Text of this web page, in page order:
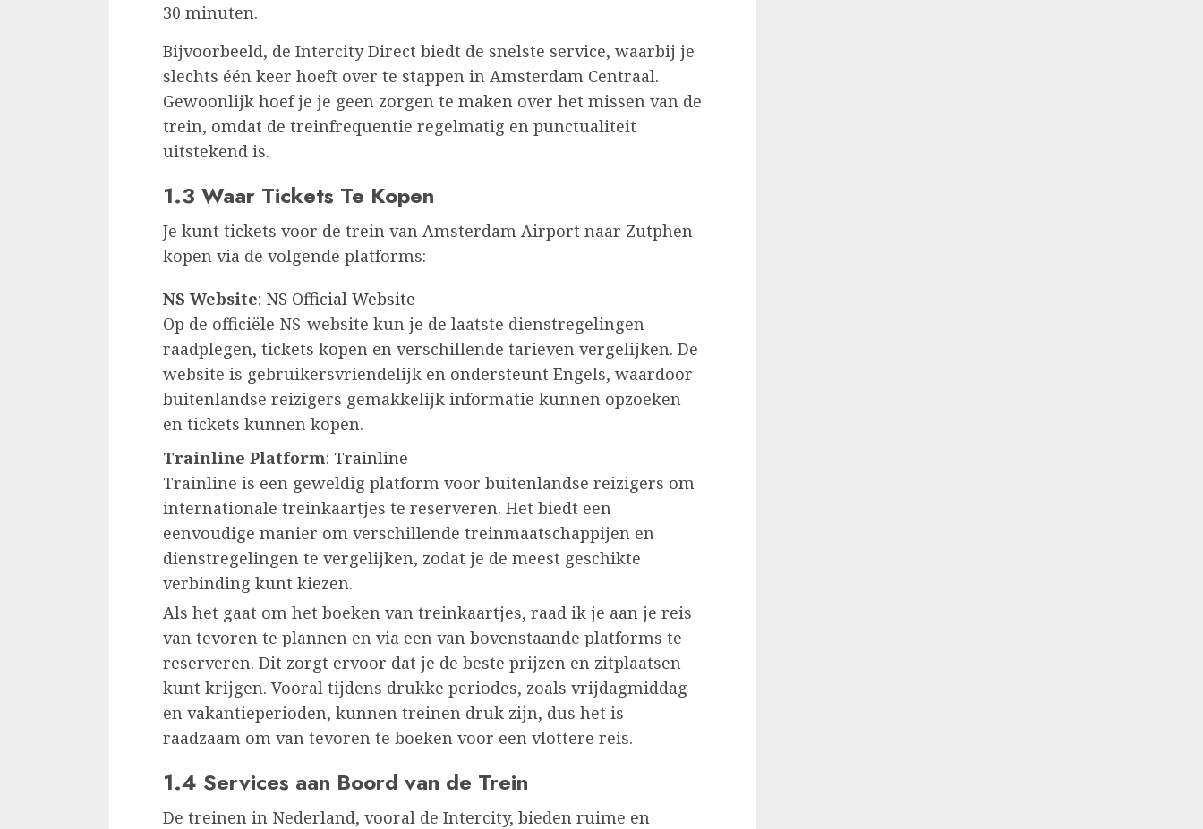
30 minuten.
Bijvoorbeeld, de Intercity Direct biedt de snelste service, waarbij je
slechts één keer hoeft over te stappen in Amsterdam Centraal.
Gewoonlijk hoef je je geen zorgen te maken over het missen van de
trein, omdat de treinfrequentie regelmatig en punctualiteit
uitstekend is.
1.3 Waar Tickets Te Kopen
Je kunt tickets voor de trein van Amsterdam Airport naar Zutphen
kopen via de volgende platforms:
NS Website: NS Official Website
Op de officiële NS-website kun je de laatste dienstregelingen
raadplegen, tickets kopen en verschillende tarieven vergelijken. De
website is gebruikersvriendelijk en ondersteunt Engels, waardoor
buitenlandse reizigers gemakkelijk informatie kunnen opzoeken
en tickets kunnen kopen.
Trainline Platform: Trainline
Trainline is een geweldig platform voor buitenlandse reizigers om
internationale treinkaartjes te reserveren. Het biedt een
eenvoudige manier om verschillende treinmaatschappijen en
dienstregelingen te vergelijken, zodat je de meest geschikte
verbinding kunt kiezen.
Als het gaat om het boeken van treinkaartjes, raad ik je aan je reis
van tevoren te plannen en via een van bovenstaande platforms te
reserveren. Dit zorgt ervoor dat je de beste prijzen en zitplaatsen
kunt krijgen. Vooral tijdens drukke periodes, zoals vrijdagmiddag
en vakantieperioden, kunnen treinen druk zijn, dus het is
raadzaam om van tevoren te boeken voor een vlottere reis.
1.4 Services aan Boord van de Trein
De treinen in Nederland, vooral de Intercity, bieden ruime en